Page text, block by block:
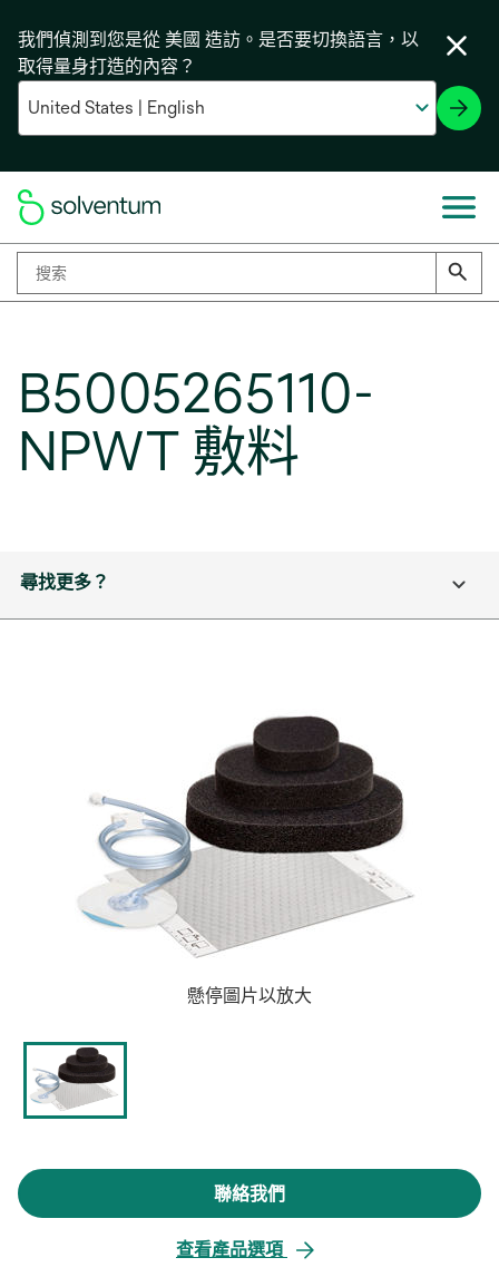
我們偵測到您是從 美國 造訪。是否要切換語言，以
取得量身打造的內容？
B5005265110-
NPWT 敷料
尋找更多？
懸停圖片以放大
聯絡我們
查看產品選項